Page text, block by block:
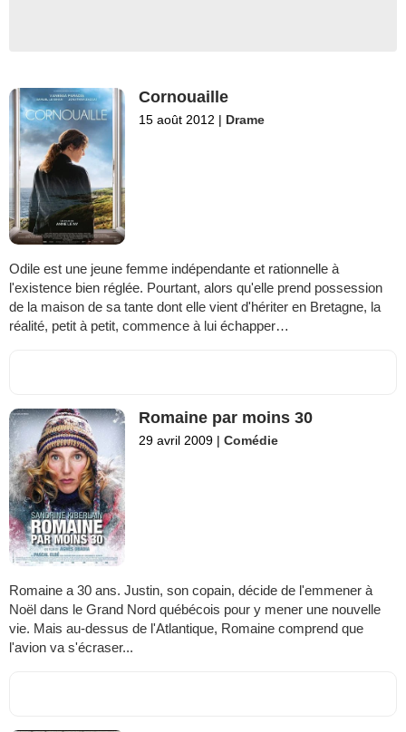
Cornouaille
15 août 2012 | Drame
Odile est une jeune femme indépendante et rationnelle à
l'existence bien réglée. Pourtant, alors qu'elle prend possession
de la maison de sa tante dont elle vient d'hériter en Bretagne, la
réalité, petit à petit, commence à lui échapper…
Romaine par moins 30
29 avril 2009 | Comédie
Romaine a 30 ans. Justin, son copain, décide de l'emmener à
Noël dans le Grand Nord québécois pour y mener une nouvelle
vie. Mais au-dessus de l'Atlantique, Romaine comprend que
l'avion va s'écraser...